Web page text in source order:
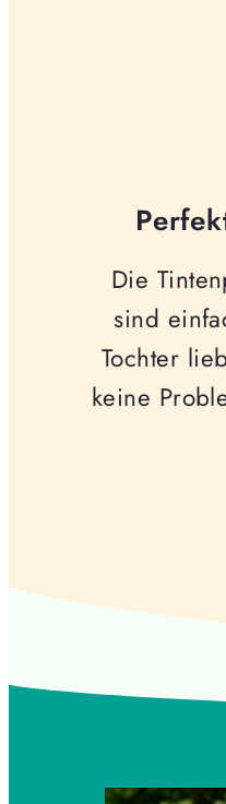
Die
sind
Tochter
keine